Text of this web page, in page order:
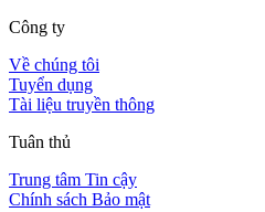
Công ty
Về chúng tôi
Tuyển dụng
Tài liệu truyền thông
Tuân thủ
Trung tâm Tin cậy
Chính sách Bảo mật